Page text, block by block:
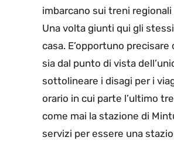
imbarcano sui treni
Una volta giunti qui gli
casa. E’opportuno
sia dal punto di vista
sottolineare i disagi per i
orario in cui parte l’ultimo
come mai la stazione di
servizi per essere una